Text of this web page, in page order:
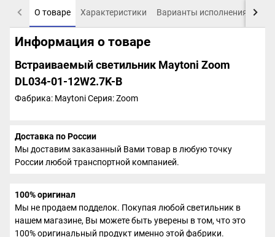
О товаре Характеристики Варианты исполнения
Информация о товаре
Встраиваемый светильник Maytoni Zoom
DL034-01-12W2.7K-B
Фабрика: MaytoniСерия: Zoom
Доставка по России
Мы доставим заказанный Вами товар в любую точку
России любой транспортной компанией.
100% оригинал
Мы не продаем подделок. Покупая любой светильник в
нашем магазине, Вы можете быть уверены в том, что это
100% оригинальный продукт именно этой фабрики.